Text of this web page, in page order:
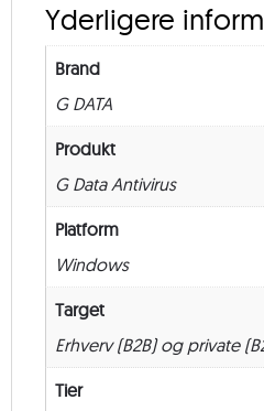
–
Yderligere
Brand
G DATA
Produkt
G Data Antivirus
Platform
Windows
Target
Erhverv (B2B) og private
Tier